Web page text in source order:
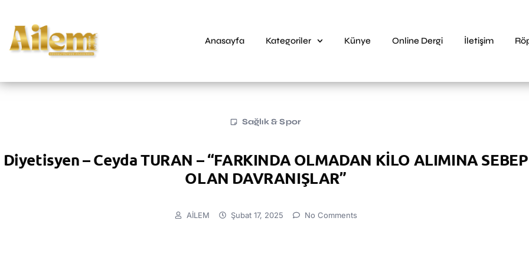
Anasayfa Kategoriler Künye Online Dergi İletişim
Sağlık & Spor
Diyetisyen – Ceyda TURAN – “FARKINDA OLMADAN KİLO ALIMINA SEBEP
OLAN DAVRANIŞLAR”
AİLEM Şubat 17, 2025 No Comments